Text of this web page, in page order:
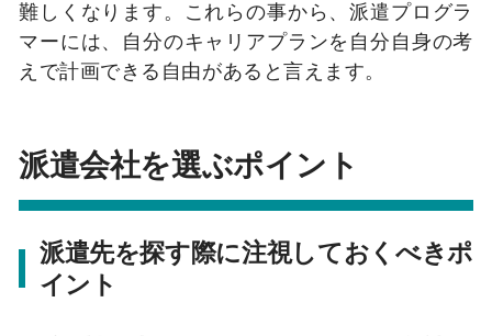
難しくなります。これらの事から、派遣プログラ
マーには、自分のキャリアプランを自分自身の考
えで計画できる自由があると言えます。
派遣会社を選ぶポイント
派遣先を探す際に注視しておくべきポ
イント